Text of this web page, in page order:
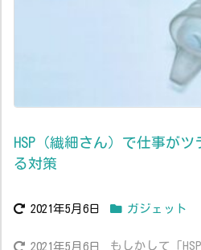
HSP（繊細さん）で仕事が
る対策
2021年5月6日 ガジェット
2021年5月6日
もしかして「